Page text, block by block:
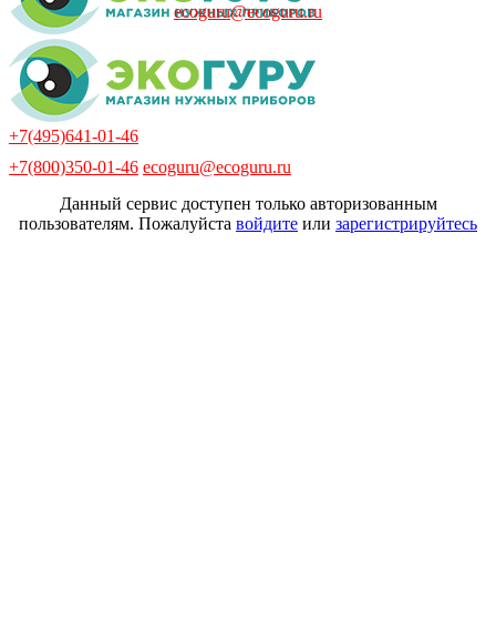
ecoguru@ecoguru.ru
+7(495)641-01-46
+7(800)350-01-46 ecoguru@ecoguru.ru
Данный сервис доступен только авторизованным
пользователям. Пожалуйста войдите или зарегистрируйтесь